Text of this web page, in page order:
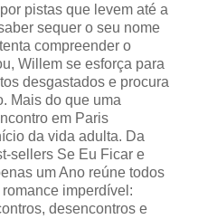
pistas que levem até a
sequer o seu nome
compreender o
Willem se esforça para
desgastados e procura
Mais do que uma
em Paris
da vida adulta. Da
sellers Se Eu Ficar e
um Ano reúne todos
imperdível:
desencontros e